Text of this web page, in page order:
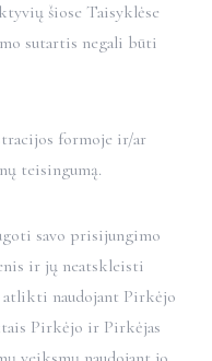
šiose Taisyklėse
sutartis negali būti
formoje ir/ar
teisingumą.
savo prisijungimo
ir jų neatskleisti
atlikti naudojant Pirkėjo
Pirkėjo ir Pirkėjas